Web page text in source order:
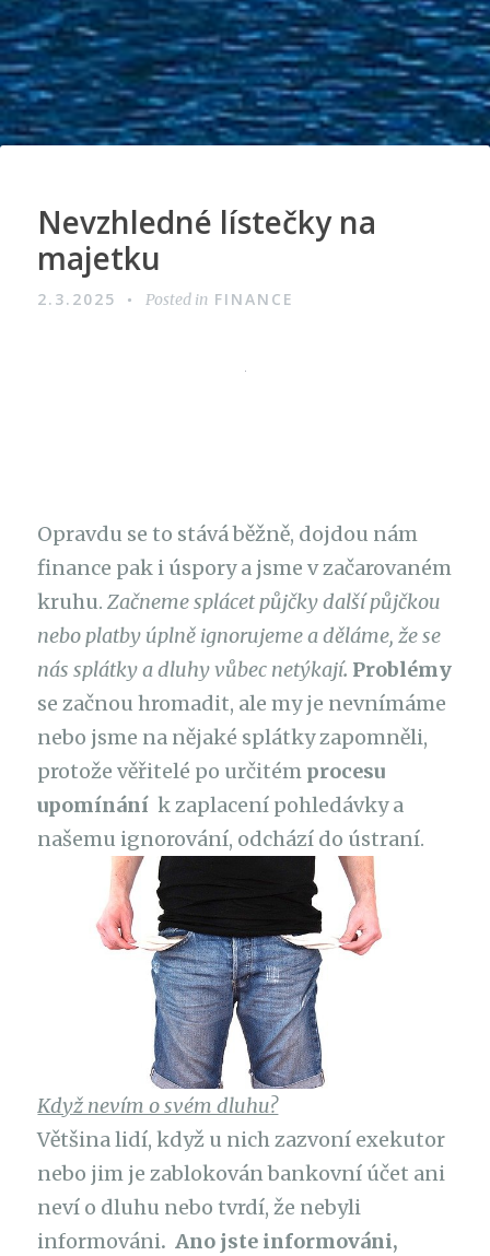
Nevzhledné lístečky na
majetku
2.3.2025 Posted in FINANCE
Opravdu se to stává běžně, dojdou nám
finance pak i úspory a jsme v začarovaném
kruhu.Začneme splácet půjčky další půjčkou
nebo platby úplně ignorujeme a děláme, že se
nás splátky a dluhy vůbec netýkají. Problémy
se začnou hromadit, ale my je nevnímáme
nebo jsme na nějaké splátky zapomněli,
protože věřitelé po určitém procesu
upomínání k zaplacení pohledávky a
našemu ignorování, odchází do ústraní.
Když nevím o svém dluhu?
Většina lidí, když u nich zazvoní exekutor
nebo jim je zablokován bankovní účet ani
neví o dluhu nebo tvrdí, že nebyli
informováni. Ano jste informováni,